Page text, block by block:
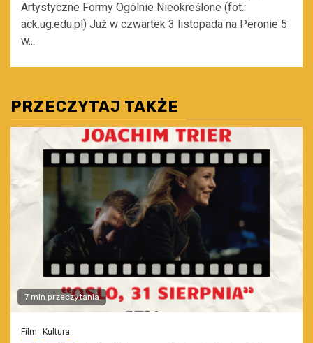
Artystyczne Formy Ogólnie Nieokreślone (fot.:
ack.ug.edu.pl) Już w czwartek 3 listopada na Peronie 5
w...
PRZECZYTAJ TAKŻE
7 min przeczytania
Film Kultura